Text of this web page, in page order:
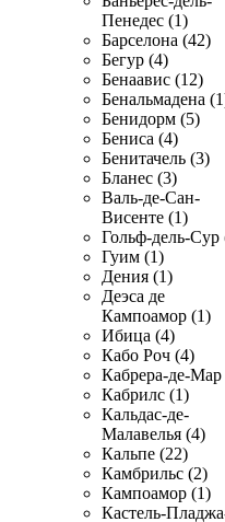
Пенедес (1)
Барселона (42)
Бегур (4)
Бенаавис (12)
Бенальмадена
Бенидорм (5)
Бениса (4)
Бенитачель (3)
Бланес (3)
Валь-де-Сан-
Висенте (1)
Гольф-дель-Сур
Гуим (1)
Дения (1)
Деэса де
Кампоамор (1)
Ибица (4)
Кабо Роч (4)
Кабрера-де-Мар
Кабрилс (1)
Кальдас-де-
Малавелья (4)
Кальпе (22)
Камбрильс (2)
Кампоамор (1)
Кастель-